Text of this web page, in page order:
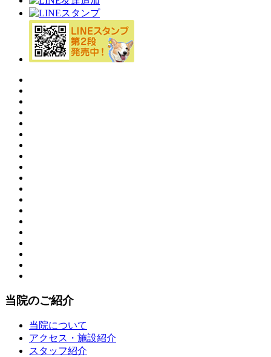
当院のご紹介
当院について
アクセス・施設紹介
スタッフ紹介